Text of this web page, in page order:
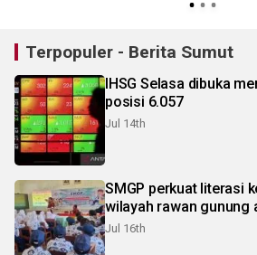
Terpopuler - Berita Sumut
IHSG Selasa dibuka
posisi 6.057
Jul 14th
SMGP perkuat literasi
wilayah rawan gunung
Jul 16th